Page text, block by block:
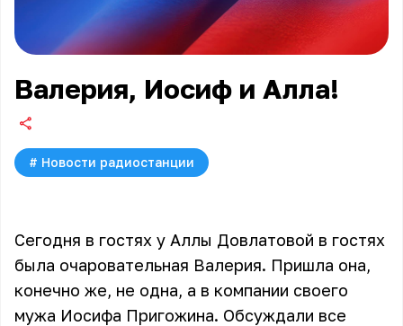
Валерия, Иосиф и Алла!
# Новости радиостанции
Сегодня в гостях у Аллы Довлатовой в гостях
была очаровательная Валерия. Пришла она,
конечно же, не одна, а в компании своего
мужа Иосифа Пригожина. Обсуждали все